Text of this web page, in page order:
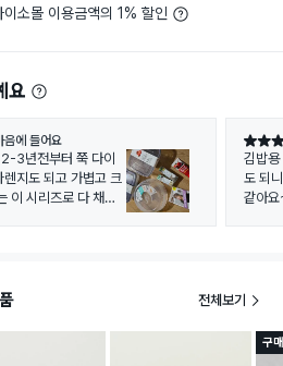
소몰 이용금액의 1% 할인
요
음에 들어요
3년전부터 쭉 다이
지도 되고 가볍고 크
이 시리즈로 다 채워
별점 5
김밥용
도 되
같아
전체보기
구